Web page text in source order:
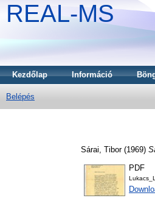
REAL-MS
Kezdőlap Információ
Belépés
Sárai, Tibor(1969)
PDF